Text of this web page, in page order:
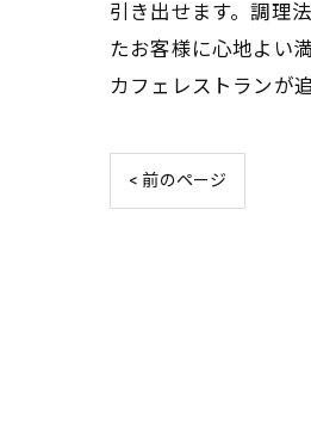
引き出せます。調理
たお客様に心地よい
カフェレストランが
< 前のページ